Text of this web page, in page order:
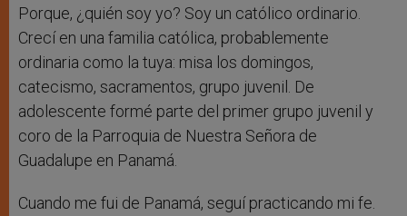
Porque, ¿quién soy yo? Soy un católico ordinario.
Crecí en una familia católica, probablemente
ordinaria como la tuya: misa los domingos,
catecismo, sacramentos, grupo juvenil. De
adolescente formé parte del primer grupo juvenil y
coro de la Parroquia de Nuestra Señora de
Guadalupe en Panamá.
Cuando me fui de Panamá, seguí practicando mi fe.